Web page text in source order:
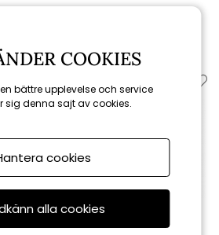
10%
till 16/8
COOKIES
bättre upplevelse och service
sig denna sajt av cookies.
cookies
alla cookies